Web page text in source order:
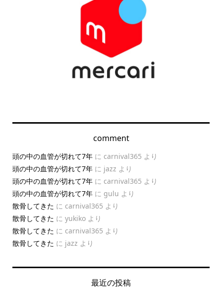
comment
頭の中の血管が切れて7年に carnival365 より
頭の中の血管が切れて7年に jazz より
頭の中の血管が切れて7年に carnival365 より
頭の中の血管が切れて7年に gulu より
散骨してきた に carnival365 より
散骨してきた に yukikoより
散骨してきた に carnival365 より
散骨してきた に jazz より
最近の投稿